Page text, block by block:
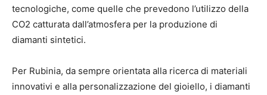
tecnologiche, come quelle che prevedono l’utilizzo della
CO2 catturata dall’atmosfera per la produzione di
diamanti sintetici.
Per Rubinia, da sempre orientata alla ricerca di materiali
innovativi e alla personalizzazione del gioiello, i diamanti